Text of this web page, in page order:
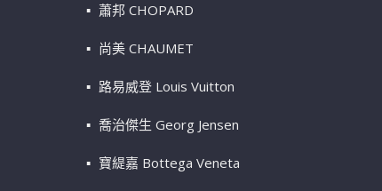
蕭邦 CHOPARD
尚美 CHAUMET
路易威登 Louis Vuitton
喬治傑生 Georg Jensen
寶緹嘉 Bottega Veneta